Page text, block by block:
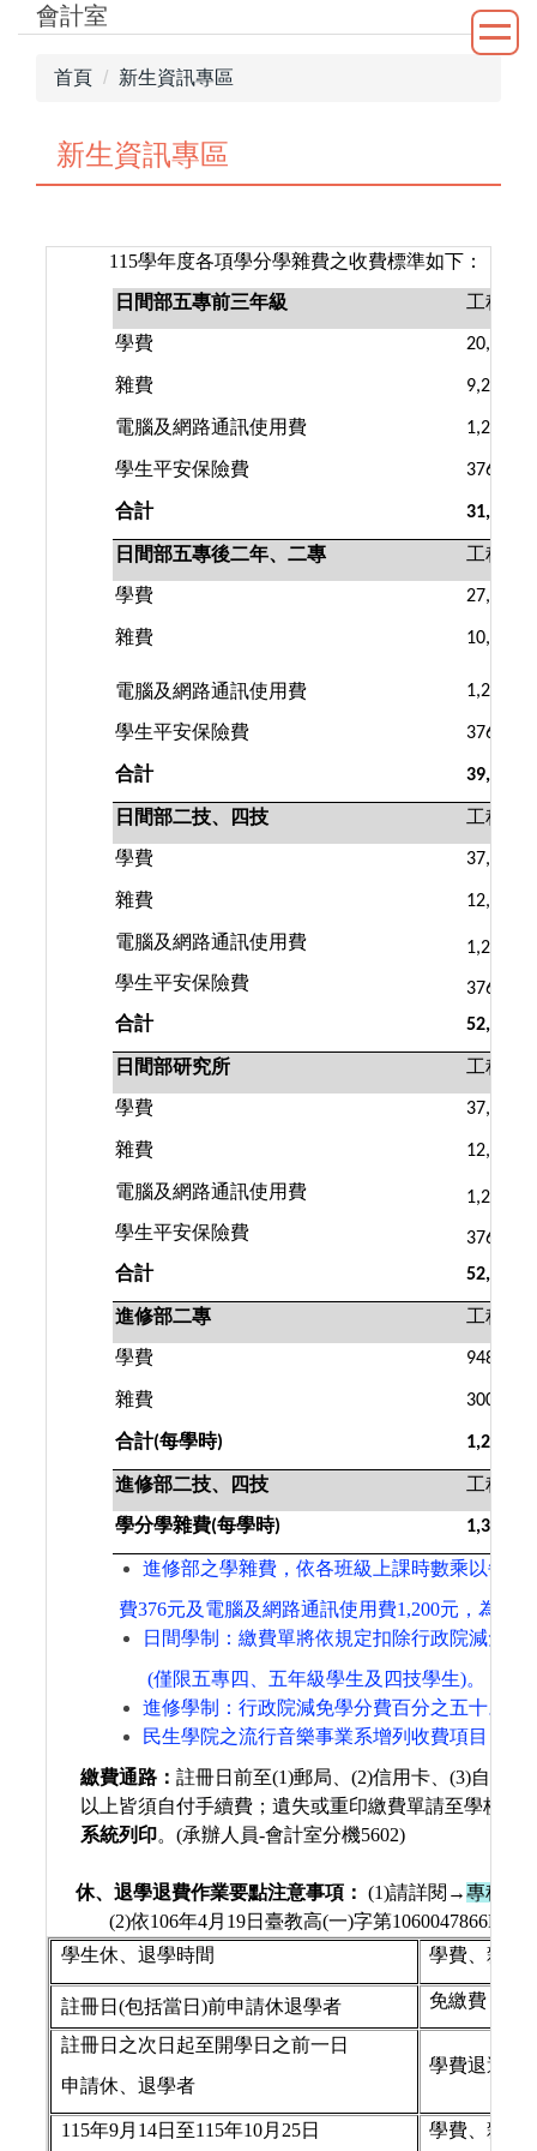
會計室
首頁 新生資訊專區
新生資訊專區
115學年度各項學分學雜費之收費標準如下：
日間部五專前三年級
工程學
學費
20,410
雜費 9,280
電腦及網路通訊使用費 1,200
學生平安保險費 376
合計 31,266
日間部五專後二年、二專
工程學
學費
27,927
雜費 10,420
電腦及網路通訊使用費 1,200
學生平安保險費 376
合計 39,923
日間部二技、四技
工程學
學費
37,913
雜費 12,930
電腦及網路通訊使用費 1,200
學生平安保險費 376
合計 52,419
日間部研究所
工程學
學費
37,913
雜費 12,930
電腦及網路通訊使用費 1,200
學生平安保險費 376
合計 52,419
進修部二專
工程學
學費
948
雜費 300
合計(每學時) 1,248
進修部二技、四技
工程學
學分學雜費(每學時) 1,380
進修部之學雜費 ，依各班級上課時數乘以每學
費376元及電腦及網路通訊使用費1 ,200元，為
日間學制：繳費單將依規定扣除行政院減免學
(僅限五專四、五年級學生及四技學生)。
進修學制： 行政院減免學分費百分之五十。
民生學院之流行音樂事業系增列收費項目「音
繳費通路： 註冊日前至(1)郵局、 (2)信用卡、 (3)自動櫃
以上皆須自付手續費；遺失或重印繳費單請至學校首
系統列印。 (承辦人員-會計室分機5602)
休、退學退費作業要點注意事項： (1)請詳閱 →專科以
(2)依106年4月 19日臺教高(一)字第1060047866B
學生休、退學時間
學費、雜費
註冊日 (包括當日 )前申請休退學者 免繳費，已
註冊日之次日起至開學日之前一日
申請休、退學者
學費退還三
115年9月14日至115年10月25日 學費、雜費